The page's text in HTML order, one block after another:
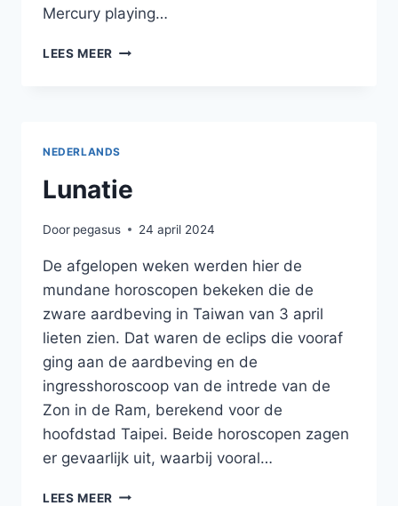
Mercury playing…
LEES MEER LUNATION
NEDERLANDS
Lunatie
Door pegasus 24 april 2024
De afgelopen weken werden hier de
mundane horoscopen bekeken die de
zware aardbeving in Taiwan van 3 april
lieten zien. Dat waren de eclips die vooraf
ging aan de aardbeving en de
ingresshoroscoop van de intrede van de
Zon in de Ram, berekend voor de
hoofdstad Taipei. Beide horoscopen zagen
er gevaarlijk uit, waarbij vooral…
LEES MEER LUNATIE